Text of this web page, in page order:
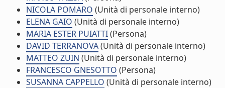
NICOLA POMARO (Unità di personale interno)
ELENA GAIO (Unità di personale interno)
MARIA ESTER PUIATTI(Persona)
DAVID TERRANOVA(Unità di personale interno)
MATTEO ZUIN (Unità di personale interno)
FRANCESCO GNESOTTO (Persona)
SUSANNA CAPPELLO (Unità di personale interno)